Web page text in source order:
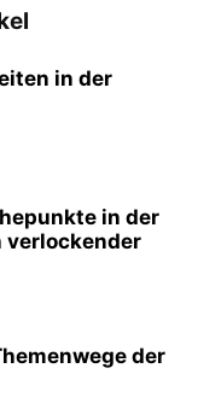
in der
in der
verlockender
der